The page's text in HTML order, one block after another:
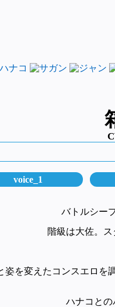
voice_1
バトルシー
階級は大佐。ス
姿を変えたコンスエロを
ハナコとの